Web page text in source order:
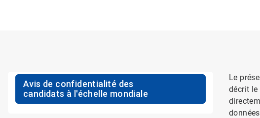
Avis de confidentialité des
candidats à l'échelle mondiale
Le
décrit le